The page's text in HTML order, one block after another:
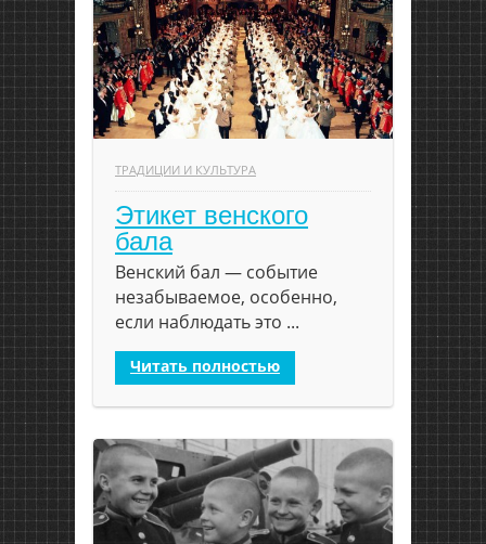
ТРАДИЦИИ И КУЛЬТУРА
Этикет венского
бала
Венский бал — событие
незабываемое, особенно,
если наблюдать это ...
Читать полностью